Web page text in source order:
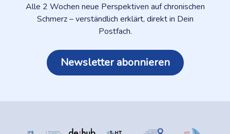
Alle 2 Wochen neue Perspektiven auf chronischen
Schmerz – verständlich erklärt, direkt in Dein
Postfach.
Newsletter abonnieren